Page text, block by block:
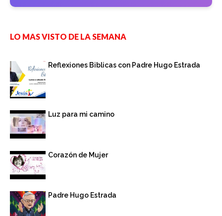
LO MAS VISTO DE LA SEMANA
Reflexiones Biblicas con Padre Hugo Estrada
Luz para mi camino
Corazón de Mujer
Padre Hugo Estrada